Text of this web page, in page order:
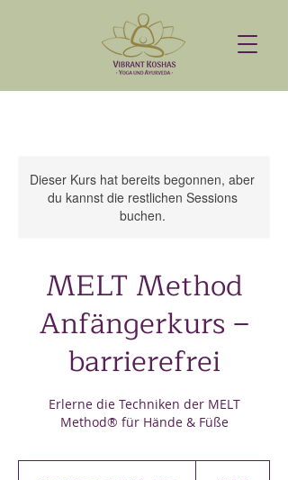
Dieser Kurs hat bereits begonnen, aber
du kannst die restlichen Sessions
buchen.
MELT Method
Anfängerkurs –
barrierefrei
Erlerne die Techniken der MELT
Method® für Hände & Füße